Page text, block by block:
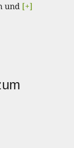
und [+]